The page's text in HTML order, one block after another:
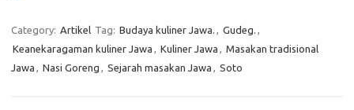
Category: Artikel Tag: Budaya kuliner Jawa. , Gudeg. ,
Keanekaragaman kuliner Jawa , Kuliner Jawa , Masakan tradisional
Jawa , Nasi Goreng , Sejarah masakan Jawa , Soto